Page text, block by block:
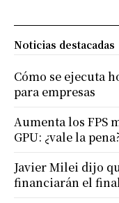
Noticias destacadas
Cómo se ejecuta
para empresas
Aumenta los FPS
GPU: ¿vale la
Javier Milei dijo
financiarán el